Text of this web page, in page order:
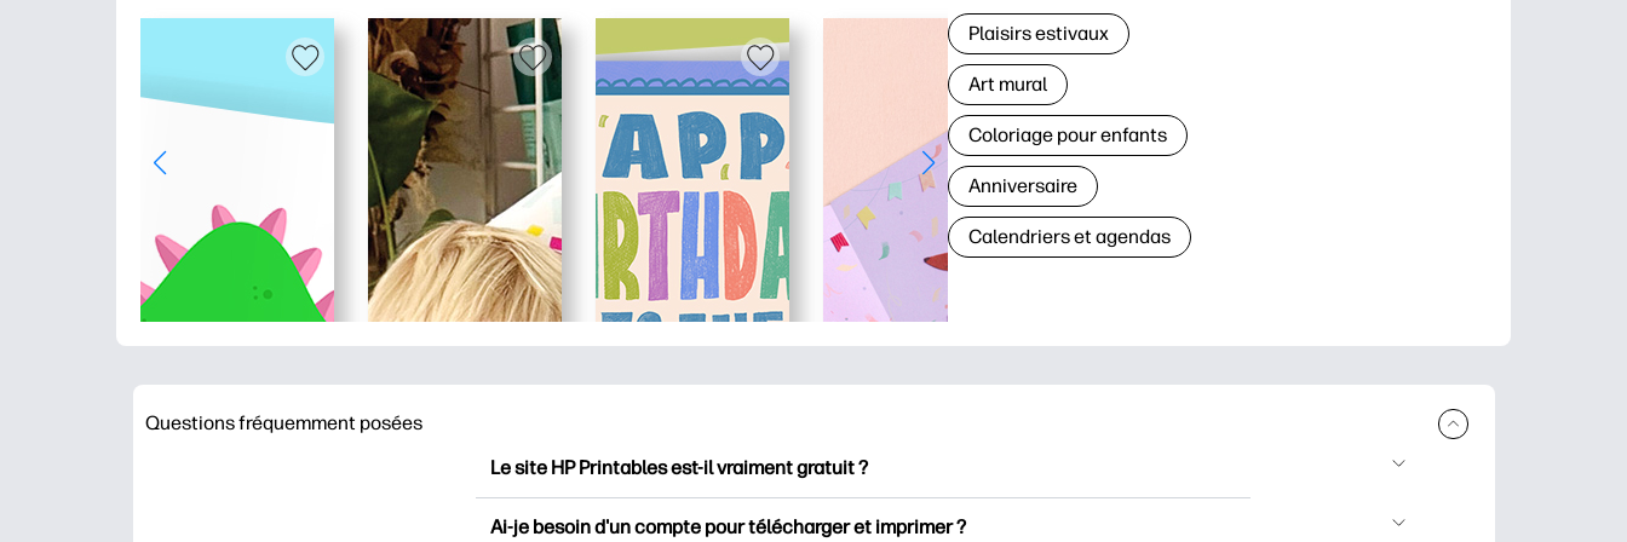
Plaisirs estivaux
Art mural
Coloriage pour enfants
Anniversaire
Calendriers et agendas
Questions fréquemment posées
Le site HP Printables est-il vraiment gratuit ?
Ai-je besoin d'un compte pour télécharger et imprimer ?